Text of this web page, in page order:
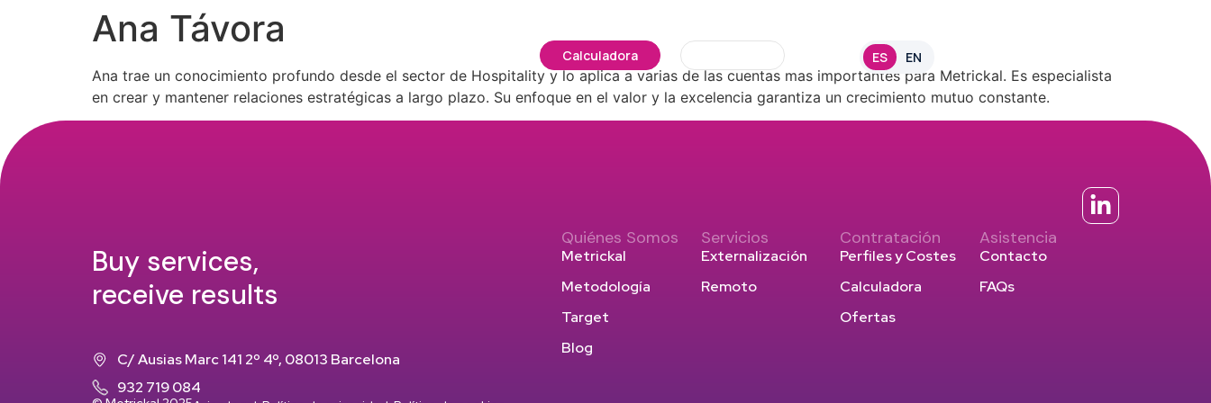
Calculadora ES EN
Ana Távora
Ana trae un conocimiento profundo desde el sector de Hospitality y lo aplica a varias de las cuentas mas importantes para Metrickal. Es especialista
en crear y mantener relaciones estratégicas a largo plazo. Su enfoque en el valor y la excelencia garantiza un crecimiento mutuo constante.
Buy services,
receive results
C/ Ausias Marc 141 2º 4º, 08013 Barcelona
932 719 084
Quiénes Somos
Metrickal
Metodología
Target
Blog
Servicios
Externalización
Remoto
Contratación
Perfiles y Costes
Calculadora
Ofertas
Asistencia
Contacto
FAQs